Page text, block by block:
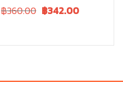
Original
฿360.00 Current
฿342.00